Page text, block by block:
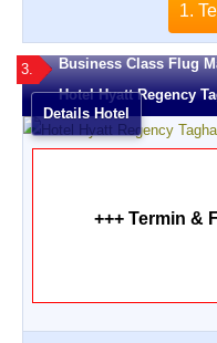
1.
3.
Business Class Flug
Hotel Hyatt Regency
Details Hotel
+++ Termin &